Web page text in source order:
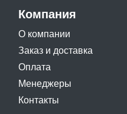
Компания
О компании
Заказ и доставка
Оплата
Менеджеры
Контакты